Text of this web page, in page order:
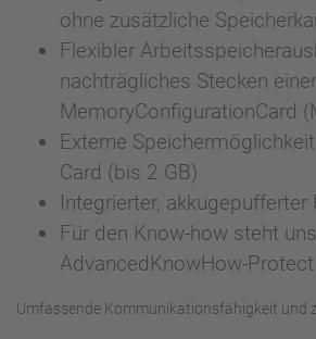
ohne zusätzliche
Flexibler
nachträgliches Stecken einer
MemoryConfigurationCard
Externe
Card (bis 2 GB)
Integrierter, akkugepufferter
Für den Know-how steht
AdvancedKnowHow-
Umfassende Kommunikationsfähigkeit und